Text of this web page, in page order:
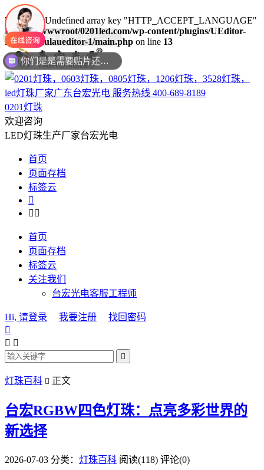
Warning
: Undefined array key "HTTP_ACCEPT_LANGUAGE"
in/www/wwwroot/0201led.com/wp-content/plugins/UEditor-
KityFormulaueditor-1/main.php on line 13
0201灯珠
欢迎咨询
LED灯珠生产厂家台宏光电
首页
页面存档
标签云

 
首页
页面存档
标签云
关注我们
台宏光电客服工程师
Hi, 请登录 我要注册
找回密码

 

灯珠百科  正文
台宏RGBW四色灯珠：点亮多彩世界的
新选择
2026-07-03 分类： 灯珠百科 阅读(118) 评论(0)